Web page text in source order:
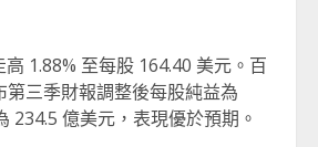
高 1.88% 至每股 164.40 美元。百
第三季財報調整後每股純益為
234.5 億美元，表現優於預期。